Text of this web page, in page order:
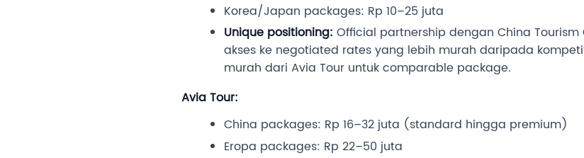
Korea/Japan packages: Rp 10–25 juta
Unique positioning: Official partnership dengan China
akses ke negotiated rates yang lebih murah daripada
murah dari Avia Tour untuk comparable package.
Avia Tour:
China packages: Rp 16–32 juta (standard hingga premium)
Eropa packages: Rp 22–50 juta